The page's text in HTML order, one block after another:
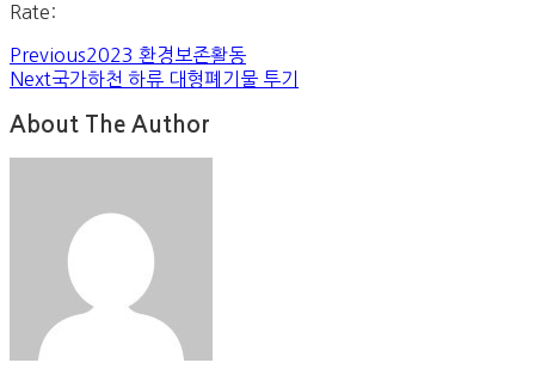
Rate:
Previous2023 환경보존활동
Next국가하천 하류 대형폐기물 투기
About The Author